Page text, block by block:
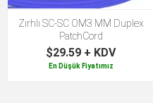
Zırhlı SC-SC OM3 MM Duplex
PatchCord
$29.59 + KDV
En Düşük Fiyatımız